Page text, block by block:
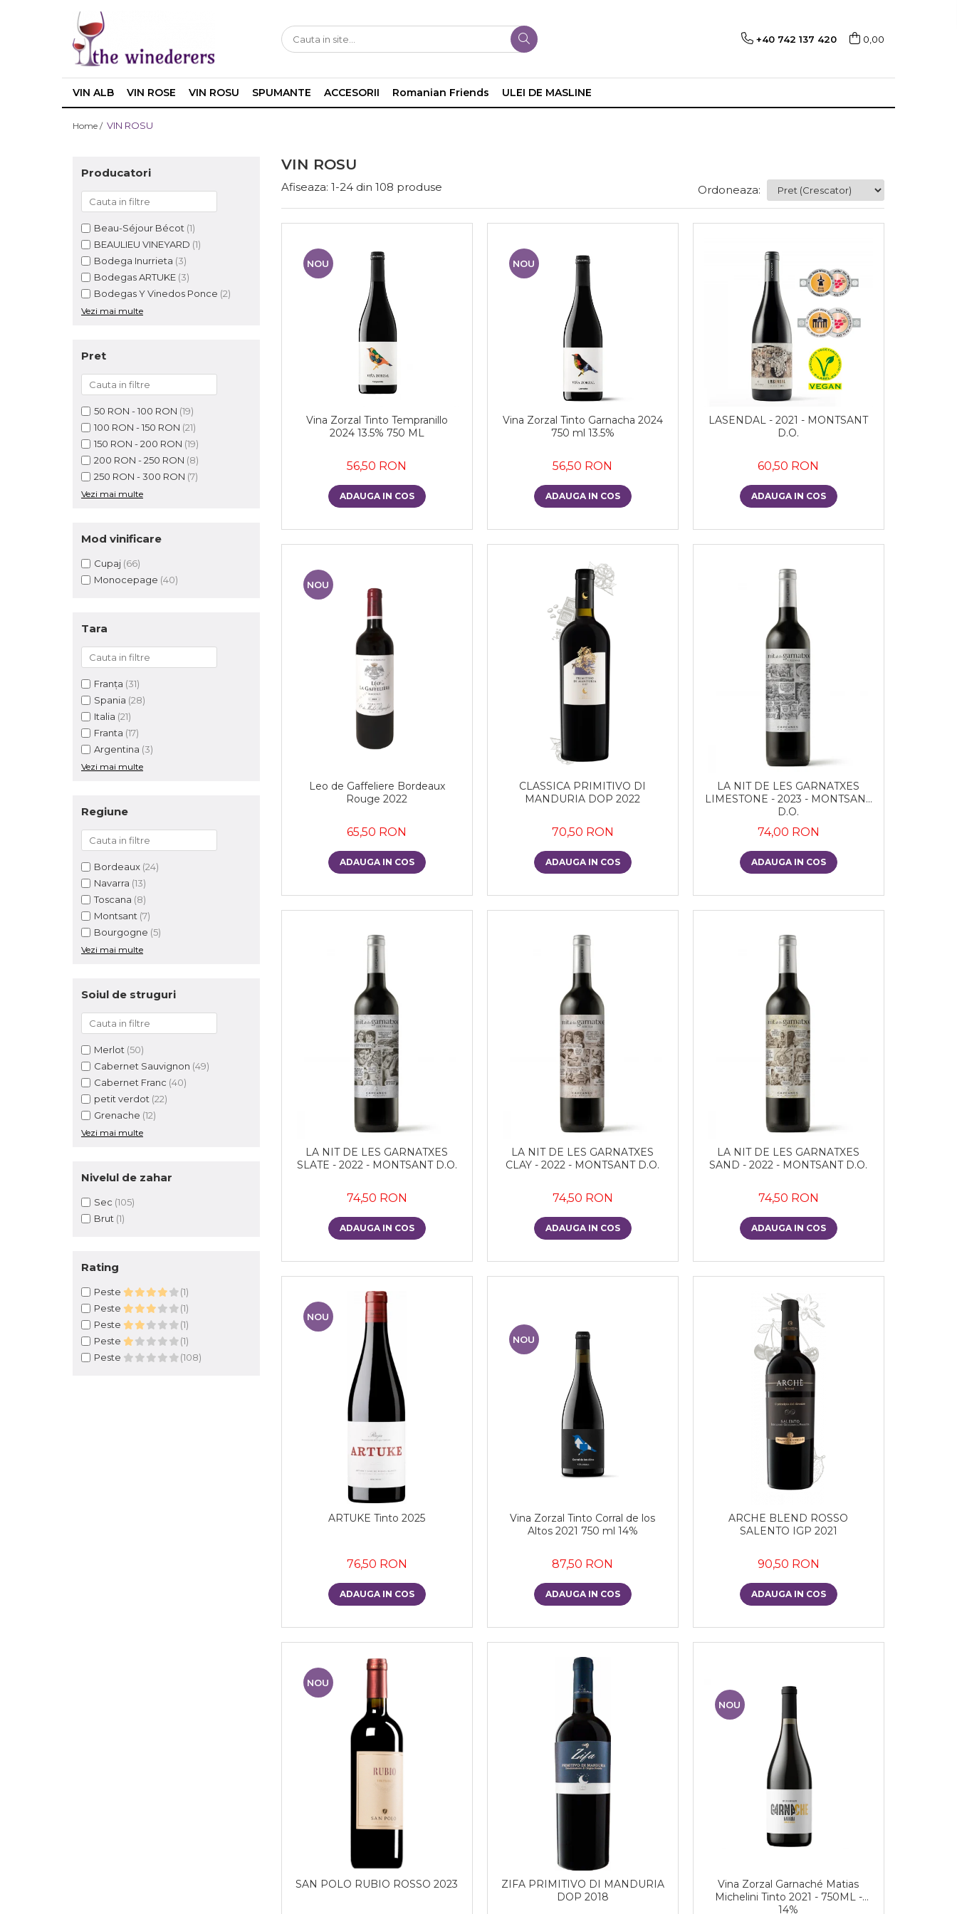
+40 742 137 420 0,00
VIN ALB VIN ROSE VIN ROSU SPUMANTE ACCESORII Romanian Friends ULEI DE MASLINE
Home / VIN ROSU
VIN ROSU
Producatori
Beau-Séjour Bécot (1)
BEAULIEU VINEYARD (1)
Bodega Inurrieta (3)
Bodegas ARTUKE (3)
Bodegas Y Vinedos Ponce (2)
Vezi mai multe
Pret
50 RON - 100 RON (19)
100 RON - 150 RON (21)
150 RON - 200 RON (19)
200 RON - 250 RON (8)
250 RON - 300 RON (7)
Vezi mai multe
Mod vinificare
Cupaj (66)
Monocepage (40)
Tara
Franța (31)
Spania (28)
Italia (21)
Franta (17)
Argentina (3)
Vezi mai multe
Regiune
Bordeaux (24)
Navarra (13)
Toscana (8)
Montsant (7)
Bourgogne (5)
Vezi mai multe
Soiul de struguri
Merlot (50)
Cabernet Sauvignon (49)
Cabernet Franc (40)
petit verdot (22)
Grenache (12)
Vezi mai multe
Nivelul de zahar
Sec (105)
Brut (1)
Rating
Peste
(1)
Peste
(1)
Peste
(1)
Peste
(1)
Peste
(108)
Afiseaza: 1-24din 108 produse Ordoneaza:
NOU
Vina Zorzal Tinto Tempranillo
2024 13.5% 750 ML
56,50 RON
ADAUGA IN COS
NOU
Vina Zorzal Tinto Garnacha 2024
750 ml 13.5%
56,50 RON
ADAUGA IN COS
LASENDAL - 2021 - MONTSANT
D.O.
60,50 RON
ADAUGA IN COS
NOU
Leo de Gaffeliere Bordeaux
Rouge 2022
65,50 RON
ADAUGA IN COS
CLASSICA PRIMITIVO DI
MANDURIA DOP 2022
70,50 RON
ADAUGA IN COS
LA NIT DE LES GARNATXES
LIMESTONE - 2023 - MONTSANT
D.O.
74,00 RON
ADAUGA IN COS
LA NIT DE LES GARNATXES
SLATE - 2022 - MONTSANT D.O.
74,50 RON
ADAUGA IN COS
LA NIT DE LES GARNATXES
CLAY - 2022 - MONTSANT D.O.
74,50 RON
ADAUGA IN COS
LA NIT DE LES GARNATXES
SAND - 2022 - MONTSANT D.O.
74,50 RON
ADAUGA IN COS
NOU
ARTUKE Tinto 2025
76,50 RON
ADAUGA IN COS
NOU
Vina Zorzal Tinto Corral de los
Altos 2021 750 ml 14%
87,50 RON
ADAUGA IN COS
ARCHE BLEND ROSSO
SALENTO IGP 2021
90,50 RON
ADAUGA IN COS
NOU
SAN POLO RUBIO ROSSO 2023
ZIFA PRIMITIVO DI MANDURIA
DOP 2018
NOU
Vina Zorzal Garnaché Matias
Michelini Tinto 2021 - 750ML -
14%